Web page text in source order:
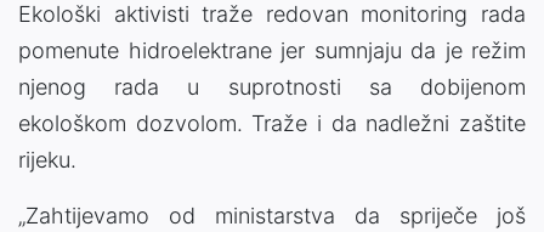
Ekološki aktivisti traže redovan monitoring rada
pomenute hidroelektrane jer sumnjaju da je režim
njenog rada u suprotnosti sa dobijenom
ekološkom dozvolom. Traže i da nadležni zaštite
rijeku.
„Zahtijevamo od ministarstva da spriječe još